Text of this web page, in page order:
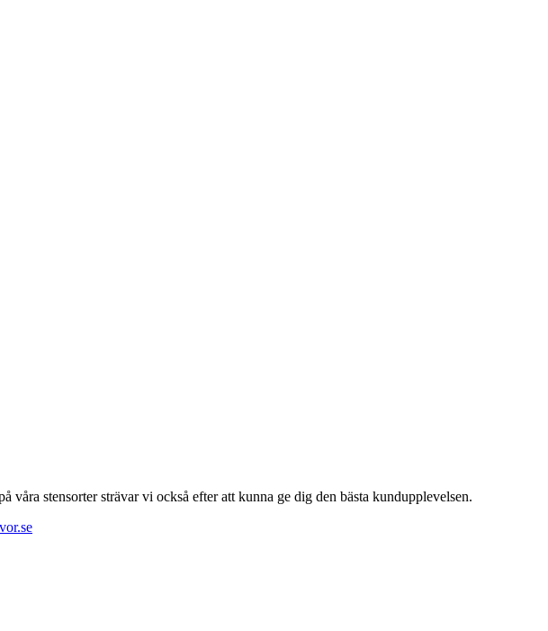
våra stensorter strävar vi också efter att kunna ge dig den bästa kundupplevelsen.